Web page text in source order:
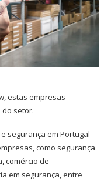
estas empresas
setor.
segurança em Portugal
como segurança
comércio de
em segurança, entre